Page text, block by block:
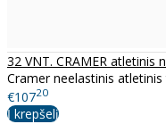
32 VNT. CRAMER atletinis
Cramer neelastinis
€10720
Į krepšelį